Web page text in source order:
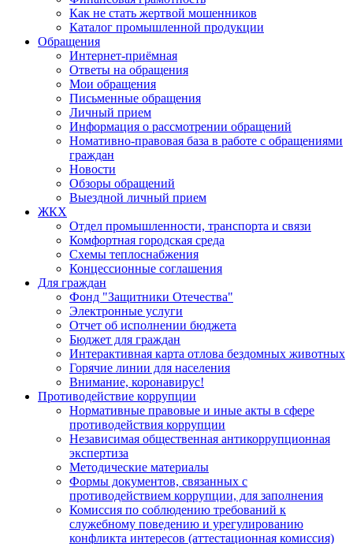
Как не стать жертвой мошенников
Каталог промышленной продукции
Обращения
Интернет-приёмная
Ответы на обращения
Мои обращения
Письменные обращения
Личный прием
Информация о рассмотрении обращений
Номативно-правовая база в работе с обращениями
граждан
Новости
Обзоры обращений
Выездной личный прием
ЖКХ
Отдел промышленности, транспорта и связи
Комфортная городская среда
Схемы теплоснабжения
Концессионные соглашения
Для граждан
Фонд "Защитники Отечества"
Электронные услуги
Отчет об исполнении бюджета
Бюджет для граждан
Интерактивная карта отлова бездомных животных
Горячие линии для населения
Внимание, коронавирус!
Противодействие коррупции
Нормативные правовые и иные акты в сфере
противодействия коррупции
Независимая общественная антикоррупционная
экспертиза
Методические материалы
Формы документов, связанных с
противодействием коррупции, для заполнения
Комиссия по соблюдению требований к
служебному поведению и урегулированию
конфликта интересов (аттестационная комиссия)